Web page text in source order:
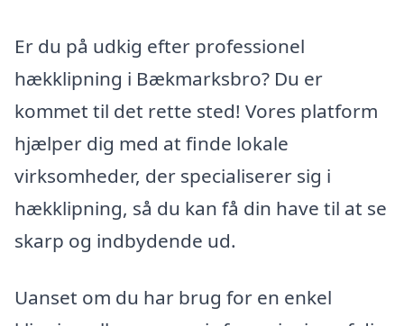
Er du på udkig efter professionel
hækklipning i Bækmarksbro? Du er
kommet til det rette sted! Vores platform
hjælper dig med at finde lokale
virksomheder, der specialiserer sig i
hækklipning, så du kan få din have til at se
skarp og indbydende ud.
Uanset om du har brug for en enkel